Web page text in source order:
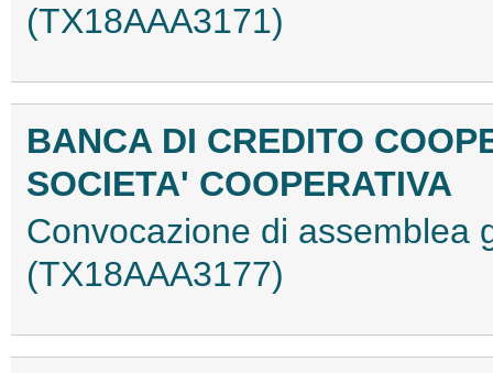
(TX18AAA3171)
BANCA DI CREDITO
SOCIETA' COOPERATIVA
Convocazione di assemblea
(TX18AAA3177)